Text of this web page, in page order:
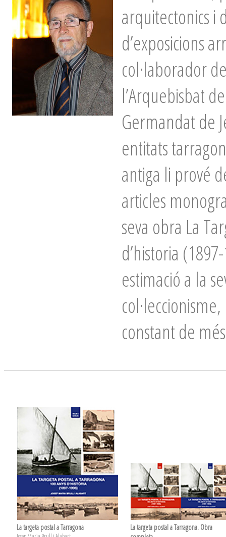
arquitectonics i
d’exposicions
col·laborador
l’Arquebisbat
Germandat de
entitats
antiga li prové
articles
seva obra La
d’historia
estimació a la
constant de
La targeta postal a Tarragona
La targeta postal a Tarragona. Obra